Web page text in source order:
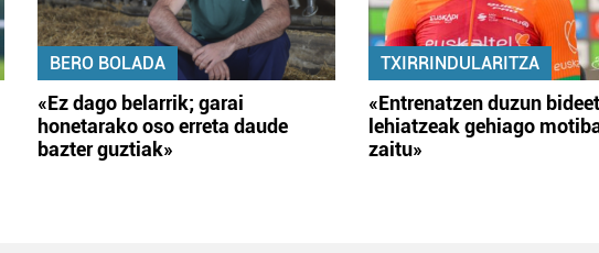
BERO BOLADA
«Ez dago belarrik; garai
honetarako oso erreta daude
bazter guztiak»
TXIRRINDULARITZA
«Entrenatzen duzun
lehiatzeak gehiago
zaitu»